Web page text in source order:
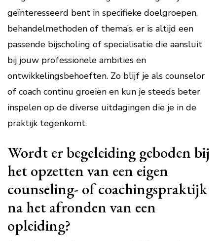
geïnteresseerd bent in specifieke doelgroepen,
behandelmethoden of thema’s, er is altijd een
passende bijscholing of specialisatie die aansluit
bij jouw professionele ambities en
ontwikkelingsbehoeften. Zo blijf je als counselor
of coach continu groeien en kun je steeds beter
inspelen op de diverse uitdagingen die je in de
praktijk tegenkomt.
Wordt er begeleiding geboden bij
het opzetten van een eigen
counseling- of coachingspraktijk
na het afronden van een
opleiding?